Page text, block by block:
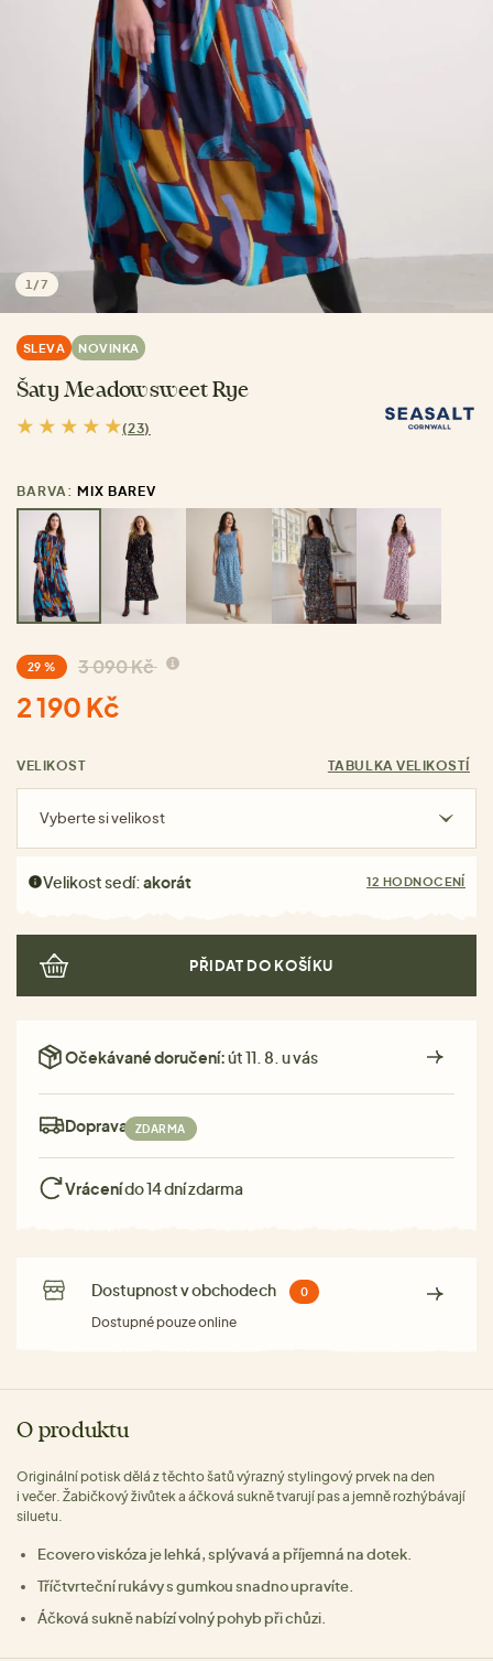
1 /7
SLEVA NOVINKA
Šaty Meadowsweet Rye
(23)
BARVA: MIX BAREV
29 % 3 090 Kč
2 190 Kč
VELIKOST TABULKA VELIKOSTÍ
Vyberte si velikost
Velikost sedí:akorát 12 HODNOCENÍ
PŘIDAT DO KOŠÍKU
Očekávané doručení:út 11. 8. u vás
Doprava: ZDARMA
Vrácenído 14 dní zdarma
Dostupnost v obchodech 0
Dostupné pouze online
O produktu
Originální potisk dělá z těchto šatů výrazný stylingový prvek na den
i večer. Žabičkový živůtek a áčková sukně tvarují pas a jemně rozhýbávají
siluetu.
Ecovero viskóza je lehká, splývavá a příjemná na dotek.
Tříčtvrteční rukávy s gumkou snadno upravíte.
Áčková sukně nabízí volný pohyb při chůzi.